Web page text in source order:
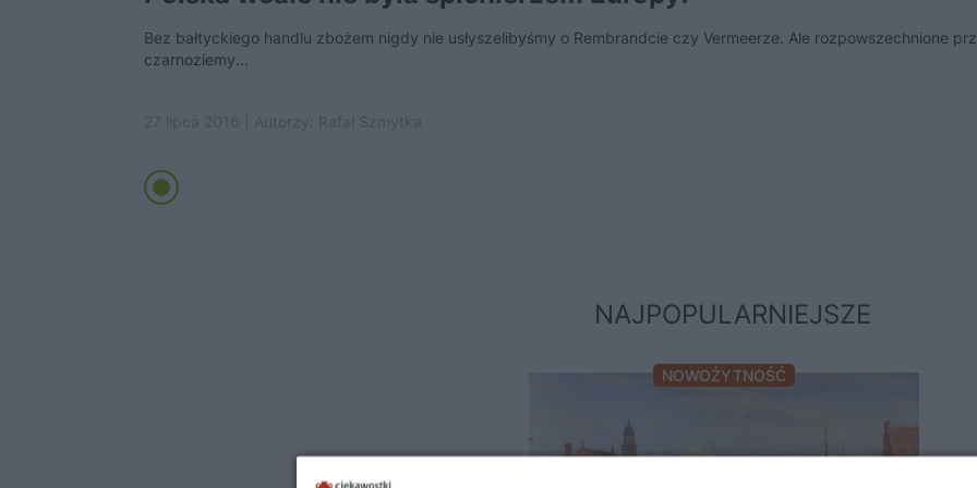
Bez bałtyckiego handlu zbożem nigdy nie usłyszelibyśmy o Rembrandcie czy Vermeerze. Ale rozpowszechnione
czarnoziemy...
NAJPOPULARNIEJSZE
NOWOŻYTNOŚĆ